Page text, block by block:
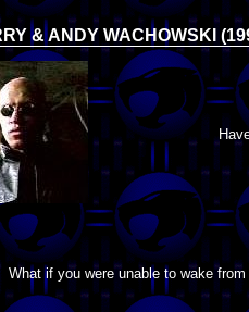
& ANDY WACHOWSKI
What if you were unable to wake